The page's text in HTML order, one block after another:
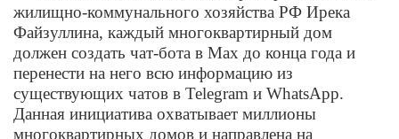
жилищно-коммунального хозяйства РФ Ирека
Файзуллина, каждый многоквартирный дом
должен создать чат-бота в Max до конца года и
перенести на него всю информацию из
существующих чатов в Telegram и WhatsApp.
Данная инициатива охватывает миллионы
многоквартирных домов и направлена на